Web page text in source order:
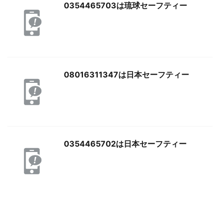
0354465703は琉球セーフティー
08016311347は日本セーフティー
0354465702は日本セーフティー